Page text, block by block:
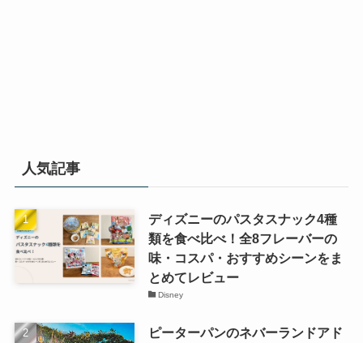
人気記事
ディズニーのパスタスナック4種
類を食べ比べ！全8フレーバーの
味・コスパ・おすすめシーンをま
とめてレビュー
Disney
ピーターパンのネバーランドアド